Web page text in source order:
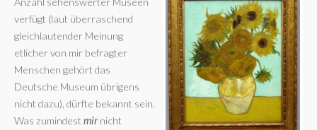
verfügt (laut überraschend
gleichlautender Meinung
etlicher von mir befragter
Menschen gehört das
Deutsche Museum übrigens
nicht dazu), dürfte bekannt sein.
Was zumindest mir nicht